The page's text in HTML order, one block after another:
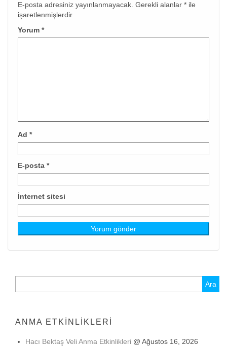
E-posta adresiniz yayınlanmayacak. Gerekli alanlar * ile
işaretlenmişlerdir
Yorum *
Ad *
E-posta *
İnternet sitesi
ANMA ETKINLIKLERI
Hacı Bektaş Veli Anma Etkinlikleri @ Ağustos 16, 2026